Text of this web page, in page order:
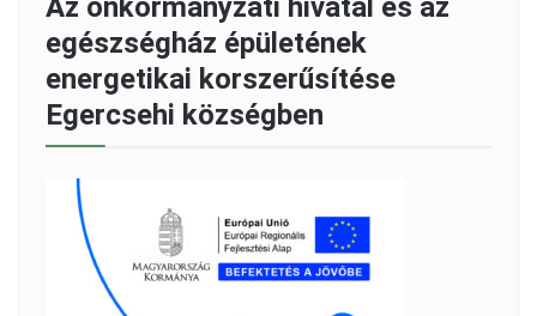
egészségház épületének
energetikai korszerűsítése
Egercsehi községben